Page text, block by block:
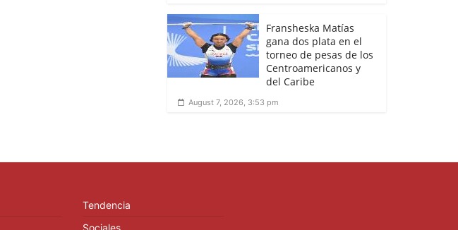
Fransheska Matías
gana dos plata en el
torneo de pesas de los
Centroamericanos y
del Caribe
August 7, 2026, 3:53 pm
Tendencia